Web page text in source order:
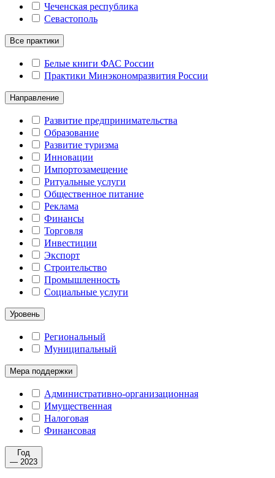
Чеченская республика
Севастополь
Все практики
Белые книги ФАС России
Практики Минэкономразвития России
Направление
Развитие предпринимательства
Образование
Развитие туризма
Инновации
Импортозамещение
Ритуальные услуги
Общественное питание
Реклама
Финансы
Торговля
Инвестиции
Экспорт
Строительство
Промышленность
Социальные услуги
Уровень
Региональный
Муниципальный
Мера поддержки
Административно-организационная
Имущественная
Налоговая
Финансовая
Год
— 2023